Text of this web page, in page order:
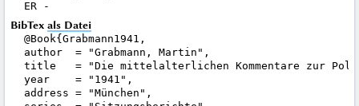
BibTex als Datei
@Book{Grabmann1941,
author  = "Grabmann, Martin",
title   = "Die mittelalterlichen Kommentare zur
year    = "1941",
address = "München",